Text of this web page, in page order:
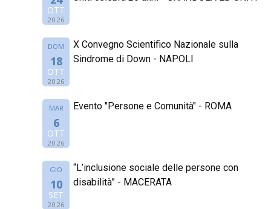
OTT
2026
DOM
18
OTT
2026
X Convegno Scientifico Nazionale sulla
Sindrome di Down - NAPOLI
MAR
6
OTT
2026
Evento "Persone e Comunità" - ROMA
GIO
10
SET
2026
“L’inclusione sociale delle persone con
disabilità” - MACERATA